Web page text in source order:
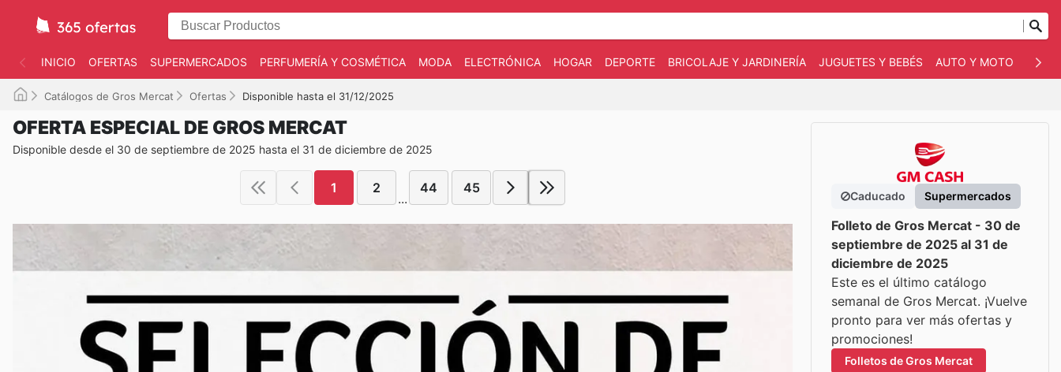
INICIO OFERTAS SUPERMERCADOS PERFUMERÍA Y COSMÉTICA MODA ELECTRÓNICA HOGAR DEPORTE BRICOLAJE Y JARDINERÍA JUGUETES Y BEBÉS AUTO Y MOTO
Catálogos de Gros Mercat Ofertas Disponible hasta el 31/12/2025
OFERTA ESPECIAL DE GROS MERCAT
Disponible desde el 30 de septiembre de 2025 hasta el 31 de diciembre de 2025
1 2
...
44 45
Caducado Supermercados
Folleto de Gros Mercat - 30 de
septiembre de 2025 al 31 de
diciembre de 2025
Este es el último catálogo
semanal de Gros Mercat. ¡Vuelve
pronto para ver más ofertas y
promociones!
Folletos de Gros Mercat